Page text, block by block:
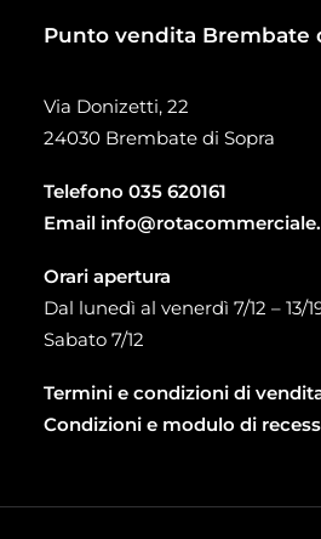
Punto vendita Brembate
Via Donizetti, 22
24030 Brembate di Sopra
Telefono 035 620161
Email
Orari apertura
Dal lunedì al venerdì 7/12 – 13/
Sabato 7/12
Termini e condizioni di
Condizioni e modulo di